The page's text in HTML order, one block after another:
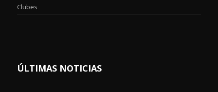
Clubes
ÚLTIMAS NOTICIAS